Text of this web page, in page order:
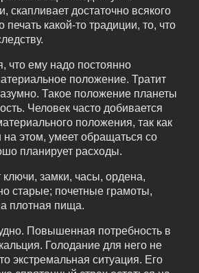
скапливает достаточно всякого
какой-то традиции, то, что
что ему надо постоянно
положение. Тратит
Такое положение планеты
Человек часто добивается
положения, так как
на этом, умеет обращаться со
планирует расходы.
ключи, замки, часы, ордена,
старые; почетные грамоты,
плотная пища.
Повышенная потребность в
Голодание для него не
экстремальная ситуация. Его